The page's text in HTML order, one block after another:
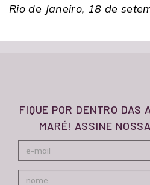
Rio de Janeiro, 18 de
FIQUE POR DENTRO DAS
MARÉ! ASSINE